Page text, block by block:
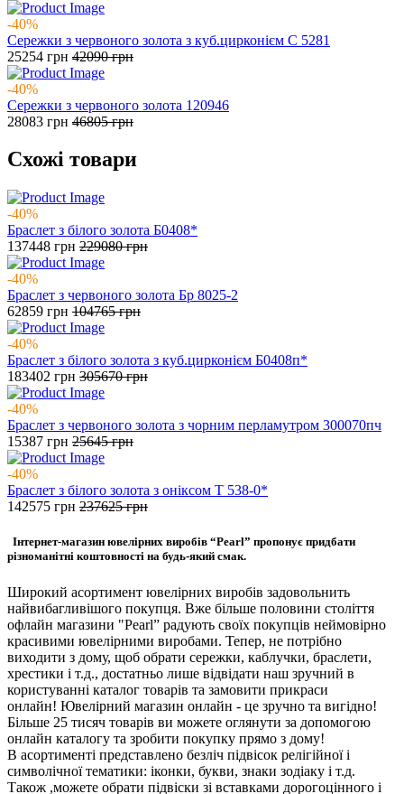
-40%
Сережки з червоного золота з куб.цирконієм С 5281
25254 грн 42090грн
-40%
Сережки з червоного золота 120946
28083 грн 46805грн
Схожі товари
-40%
Браслет з білого золота Б0408*
137448 грн 229080грн
-40%
Браслет з червоного золота Бр 8025-2
62859 грн 104765грн
-40%
Браслет з білого золота з куб.цирконієм Б0408п*
183402 грн 305670грн
-40%
Браслет з червоного золота з чорним перламутром 300070пч
15387 грн 25645грн
-40%
Браслет з білого золота з оніксом Т 538-0*
142575 грн 237625грн
Інтернет-магазин ювелірних виробів “Pearl” пропонує придбати
різноманітні коштовності на будь-який смак.
Широкий асортимент ювелірних виробів задовольнить
найвибагливішого покупця. Вже більше половини століття
офлайн магазини "Pearl” радують своїх покупців неймовірно
красивими ювелірними виробами. Тепер, не потрібно
виходити з дому, щоб обрати сережки, каблучки, браслети,
хрестики і т.д., достатньо лише відвідати наш зручний в
користуванні каталог товарів та замовити прикраси
онлайн! Ювелірний магазин онлайн - це зручно та вигідно!
Більше 25 тисяч товарів ви можете оглянути за допомогою
онлайн каталогу та зробити покупку прямо з дому!
В асортименті представлено безліч підвісок релігійної і
символічної тематики: іконки, букви, знаки зодіаку і т.д.
Також ,можете обрати підвіски зі вставками дорогоцінного і